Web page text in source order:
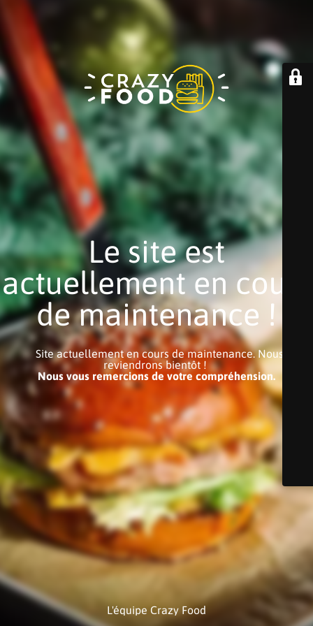
Le site est
actuellement en cours
de maintenance !
Site actuellement en cours de maintenance. Nous
reviendrons bientôt !
Nous vous remercions de votre compréhension.
L'équipe Crazy Food